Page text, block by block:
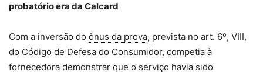
probatório era da Calcard
Com a inversão do ônus da prova, prevista no art. 6º, VIII,
do Código de Defesa do Consumidor, competia à
fornecedora demonstrar que o serviço havia sido